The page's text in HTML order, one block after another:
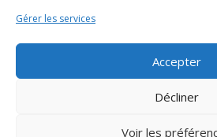
Gérer les services
Accepter
Décliner
Voir les
© 2022 Mairie de Pietra Di Verde –